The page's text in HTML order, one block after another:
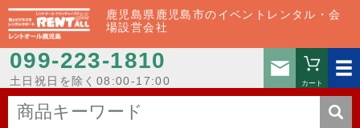
鹿児島県鹿児島市のイベントレンタル・会
場設営会社
099-223-1810
土日祝日を除く08:00-17:00
お問い
カート